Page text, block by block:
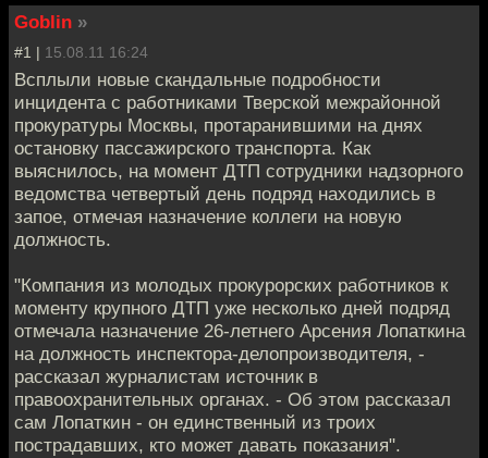
Goblin »
#1 | 15.08.11 16:24
Всплыли новые скандальные подробности
инцидента с работниками Тверской межрайонной
прокуратуры Москвы, протаранившими на днях
остановку пассажирского транспорта. Как
выяснилось, на момент ДТП сотрудники надзорного
ведомства четвертый день подряд находились в
запое, отмечая назначение коллеги на новую
должность.
"Компания из молодых прокурорских работников к
моменту крупного ДТП уже несколько дней подряд
отмечала назначение 26-летнего Арсения Лопаткина
на должность инспектора-делопроизводителя, -
рассказал журналистам источник в
правоохранительных органах. - Об этом рассказал
сам Лопаткин - он единственный из троих
пострадавших, кто может давать показания".